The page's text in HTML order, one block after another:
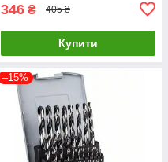
346 ₴ 405 ₴
Купити
–15%